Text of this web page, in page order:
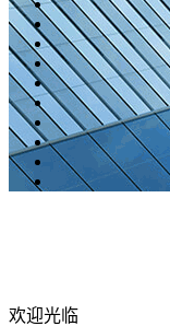
欢迎光临